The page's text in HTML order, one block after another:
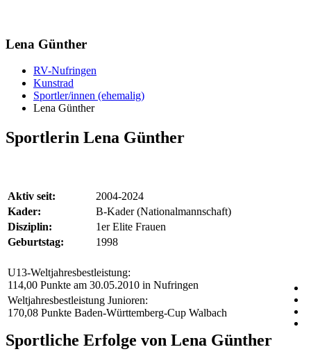
Lena Günther
RV-Nufringen
Kunstrad
Sportler/innen (ehemalig)
Lena Günther
Sportlerin Lena Günther
Aktiv seit:
2004-2024
Kader:
B-Kader (Nationalmannschaft)
Disziplin:
1er Elite Frauen
Geburtstag:
1998
U13-Weltjahresbestleistung:
114,00 Punkte am 30.05.2010 in Nufringen
Weltjahresbestleistung Junioren:
170,08 Punkte Baden-Württemberg-Cup Walbach
Sportliche Erfolge von Lena Günther